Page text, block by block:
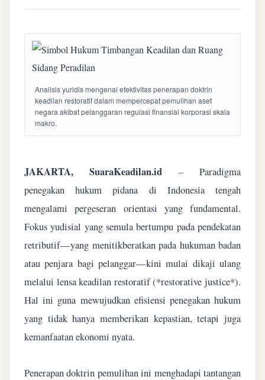
Analisis yuridis mengenai efektivitas penerapan doktrin
keadilan restoratif dalam mempercepat pemulihan aset
negara akibat pelanggaran regulasi finansial korporasi skala
makro.
JAKARTA, SuaraKeadilan.id – Paradigma
penegakan hukum pidana di Indonesia tengah
mengalami pergeseran orientasi yang fundamental.
Fokus yudisial yang semula bertumpu pada pendekatan
retributif—yang menitikberatkan pada hukuman badan
atau penjara bagi pelanggar—kini mulai dikaji ulang
melalui lensa keadilan restoratif (*restorative justice*).
Hal ini guna mewujudkan efisiensi penegakan hukum
yang tidak hanya memberikan kepastian, tetapi juga
kemanfaatan ekonomi nyata.
Penerapan doktrin pemulihan ini menghadapi tantangan